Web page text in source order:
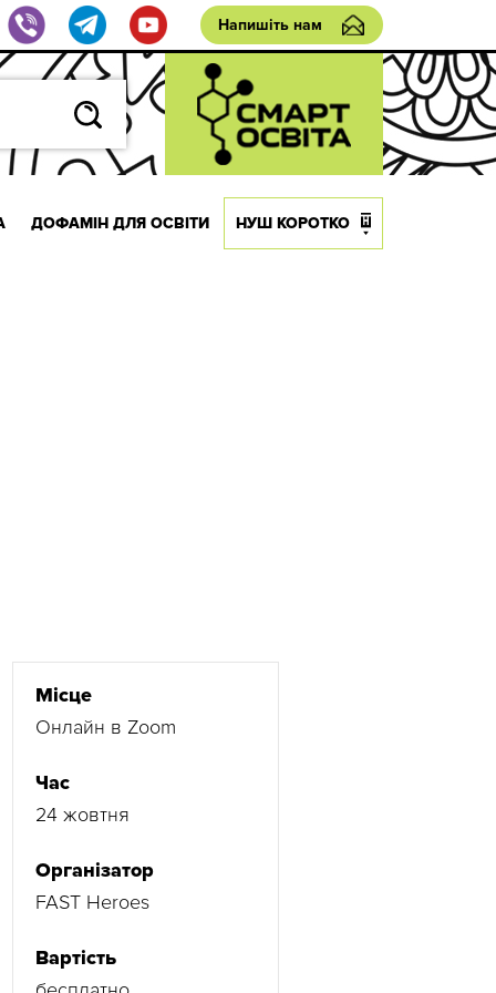
Напишіть нам
ДОФАМІН ДЛЯ ОСВІТИ НУШ КОРОТКО
Місце
Онлайн в Zoom
Час
24 жовтня
Організатор
FAST Heroes
Вартість